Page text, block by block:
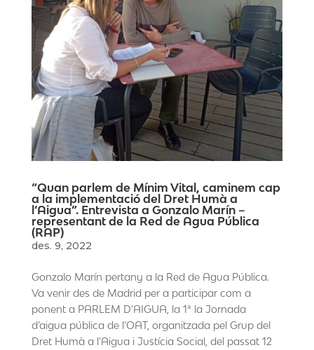
“Quan parlem de Mínim Vital, caminem cap
a la implementació del Dret Humà a
l’Aigua”. Entrevista a Gonzalo Marín –
representant de la Red de Agua Pública
(RAP)
des. 9, 2022
Gonzalo Marín pertany a la Red de Agua Pública.
Va venir des de Madrid per a participar com a
ponent a PARLEM D’AIGUA, la 1ª la Jornada
d’aigua pública de l’OAT, organitzada pel Grup del
Dret Humà a l’Aigua i Justícia Social, del passat 12